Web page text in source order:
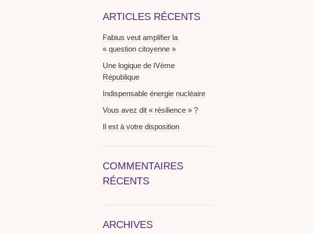
ARTICLES RÉCENTS
Fabius veut amplifier la
« question citoyenne »
Une logique de IVème
République
Indispensable énergie nucléaire
Vous avez dit « résilience » ?
Il est à votre disposition
COMMENTAIRES
RÉCENTS
ARCHIVES